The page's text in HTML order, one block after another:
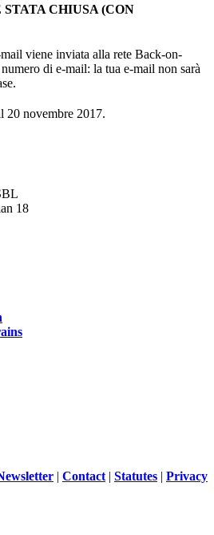
CHIUSA (CON
viene inviata alla rete Back-on-
di e-mail: la tua e-mail non sarà
20 novembre 2017.
18
| Contact | Statutes | Privacy